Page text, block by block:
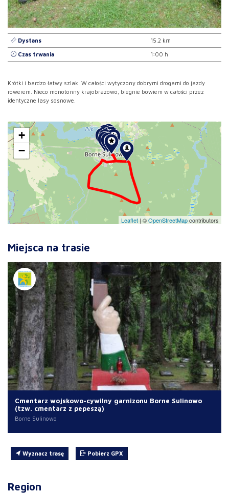
Dystans 15.2 km
Czas trwania 1:00 h
Krótki i bardzo łatwy szlak. W całości wytyczony dobrymi drogami do jazdy
rowerem. Nieco monotonny krajobrazowo, biegnie bowiem w całości przez
identyczne lasy sosnowe.
+
−
Leaflet | ©OpenStreetMapcontributors
Miejsca na trasie
Cmentarz wojskowo-cywilny garnizonu Borne Sulinowo
(tzw. cmentarz z pepeszą)
Borne Sulinowo
Wyznacz trasę Pobierz GPX
Region